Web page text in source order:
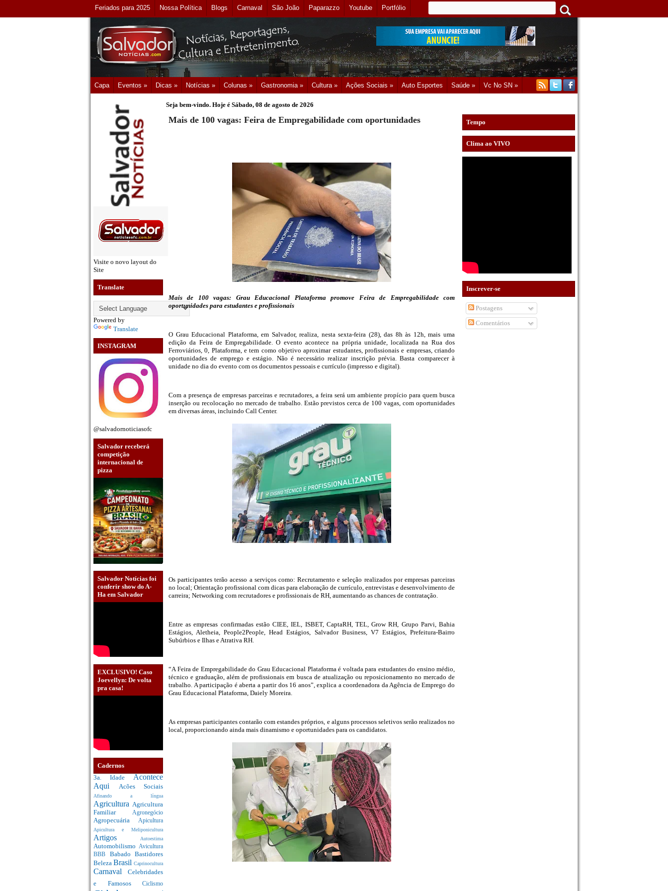
Feriados para 2025 Nossa Política Blogs Carnaval São João Paparazzo Youtube Portfólio
Capa Eventos » Dicas » Notícias » Colunas » Gastronomia » Cultura » Ações Sociais » Auto Esportes Saúde » Vc No SN »
Visite o novo layout do
Site
Translate
Powered by
Translate
INSTAGRAM
@salvadornoticiasofc
Salvador receberá
competição
internacional de
pizza
Salvador Notícias foi
conferir show do A-
Ha em Salvador
EXCLUSIVO! Caso
Joevellyn: De volta
pra casa!
Cadernos
3a. Idade Acontece
Aqui Acões Sociais
Afinando a língua
Agricultura Agricultura
Familiar Agronegócio
Agropecuária Apicultura
Apicultura e Meliponicultura
Artigos Autoestima
Automobilismo Avicultura
BBB Babado Bastidores
Beleza Brasil Caprinocultura
Carnaval Celebridades
e Famosos Ciclismo
Seja bem-vindo. Hoje é Sábado, 08 de agosto de 2026
Mais de 100 vagas: Feira de Empregabilidade com oportunidades
Mais de 100 vagas: Grau Educacional Plataforma promove Feira de Empregabilidade com
oportunidades para estudantes e profissionais
O Grau Educacional Plataforma, em Salvador, realiza, nesta sexta-feira (28), das 8h às 12h, mais uma
edição da Feira de Empregabilidade. O evento acontece na própria unidade, localizada na Rua dos
Ferroviários, 0, Plataforma, e tem como objetivo aproximar estudantes, profissionais e empresas, criando
oportunidades de emprego e estágio. Não é necessário realizar inscrição prévia. Basta comparecer à
unidade no dia do evento com os documentos pessoais e currículo (impresso e digital).
Com a presença de empresas parceiras e recrutadores, a feira será um ambiente propício para quem busca
inserção ou recolocação no mercado de trabalho. Estão previstos cerca de 100 vagas, com oportunidades
em diversas áreas, incluindo Call Center.
Os participantes terão acesso a serviços como: Recrutamento e seleção realizados por empresas parceiras
no local; Orientação profissional com dicas para elaboração de currículo, entrevistas e desenvolvimento de
carreira; Networking com recrutadores e profissionais de RH, aumentando as chances de contratação.
Entre as empresas confirmadas estão CIEE, IEL, ISBET, CaptaRH, TEL, Grow RH, Grupo Parvi, Bahia
Estágios, Aletheia, People2People, Head Estágios, Salvador Business, V7 Estágios, Prefeitura-Bairro
Subúrbios e Ilhas e Atrativa RH.
“A Feira de Empregabilidade do Grau Educacional Plataforma é voltada para estudantes do ensino médio,
técnico e graduação, além de profissionais em busca de atualização ou reposicionamento no mercado de
trabalho. A participação é aberta a partir dos 16 anos”, explica a coordenadora da Agência de Emprego do
Grau Educacional Plataforma, Daiely Moreira.
As empresas participantes contarão com estandes próprios, e alguns processos seletivos serão realizados no
local, proporcionando ainda mais dinamismo e oportunidades para os candidatos.
Tempo
Clima ao VIVO
Inscrever-se
Postagens
Comentários